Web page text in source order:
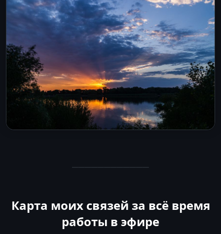
────────────
Карта моих связей за всё время
работы в эфире